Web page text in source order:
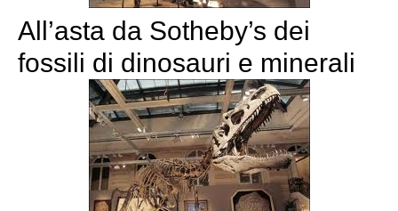
All’asta da Sotheby’s dei
fossili di dinosauri e minerali